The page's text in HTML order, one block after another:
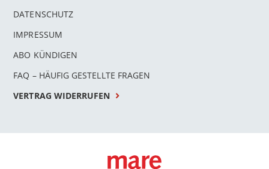
DATENSCHUTZ
IMPRESSUM
ABO KÜNDIGEN
FAQ – HÄUFIG GESTELLTE FRAGEN
VERTRAG WIDERRUFEN